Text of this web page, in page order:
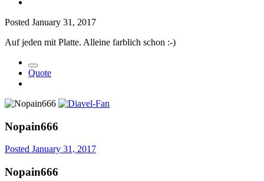
Posted January 31, 2017
Auf jeden mit Platte. Alleine farblich schon :-)
Quote
Nopain666
Posted January 31, 2017
Nopain666